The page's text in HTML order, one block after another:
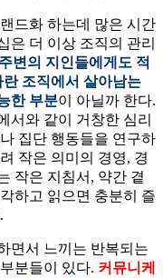
드화 하는데 많은 시간
은 더 이상 조직의 관리
변의 지인들에게도 적
조직에서 살아남는
한 부분이 아닐까 한다.
서와 같이 거창한 심리
집단 행동들을 연구하
작은 의미의 경영, 경
작은 지침서, 약간 곁
하고 읽으면 충분히 즐
면서 느끼는 반복되는
분들이 있다. 커뮤니케